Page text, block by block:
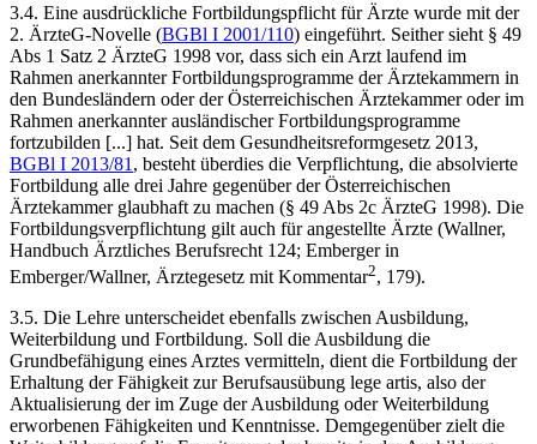
3.4. Eine ausdrückliche Fortbildungspflicht für Ärzte wurde mit der
2. ÄrzteG-Novelle (BGBl I 2001/110) eingeführt. Seither sieht § 49
Abs 1 Satz 2 ÄrzteG 1998 vor, dass sich ein Arzt laufend im
Rahmen anerkannter Fortbildungsprogramme der Ärztekammern in
den Bundesländern oder der Österreichischen Ärztekammer oder im
Rahmen anerkannter ausländischer Fortbildungsprogramme
fortzubilden [...] hat. Seit dem Gesundheitsreformgesetz 2013,
BGBl I 2013/81 , besteht überdies die Verpflichtung, die absolvierte
Fortbildung alle drei Jahre gegenüber der Österreichischen
Ärztekammer glaubhaft zu machen (§ 49 Abs 2c ÄrzteG 1998). Die
Fortbildungsverpflichtung gilt auch für angestellte Ärzte (Wallner,
Handbuch Ärztliches Berufsrecht 124; Embergerin
Emberger/Wallner, Ärztegesetz mit Kommentar2, 179).
3.5. Die Lehre unterscheidet ebenfalls zwischen Ausbildung,
Weiterbildung und Fortbildung. Soll die Ausbildung die
Grundbefähigung eines Arztes vermitteln, dient die Fortbildung der
Erhaltung der Fähigkeit zur Berufsausübung lege artis, also der
Aktualisierung der im Zuge der Ausbildung oder Weiterbildung
erworbenen Fähigkeiten und Kenntnisse. Demgegenüber zielt die